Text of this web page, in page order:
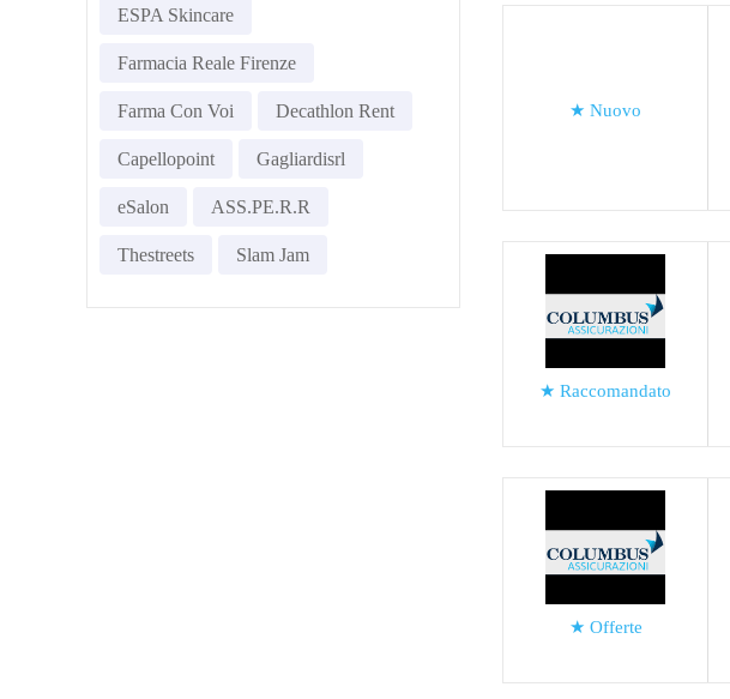
ESPA Skincare
Farmacia Reale Firenze
Farma Con Voi Decathlon Rent
Capellopoint Gagliardisrl
eSalon ASS.PE.R.R
Thestreets Slam Jam
★ Nuovo
★ Raccomandato
★ Offerte